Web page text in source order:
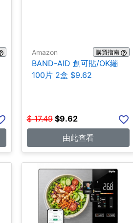
Amazon 購買指南
BAND-AID 創可貼/OK繃
100片 2盒 $9.62
$ 17.49 $9.62
由此查看